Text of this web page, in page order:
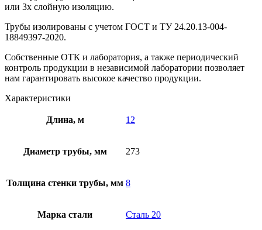
или 3х слойную изоляцию.
Трубы изолированы с учетом ГOCT и TУ 24.20.13-004-
18849397-2020.
Собственные ОТК и лаборатория, а также периодический
контроль продукции в независимой лаборатории позволяет
нам гарантировать высокое качество продукции.
Характеристики
Длина, м 12
Диаметр трубы, мм 273
Толщина стенки трубы, мм 8
Марка стали Сталь 20